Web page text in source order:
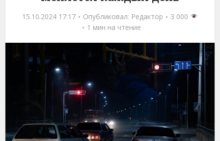
15.10.2024 17:17 Опубликовал: Редактор
3 000
1 мин на чтение